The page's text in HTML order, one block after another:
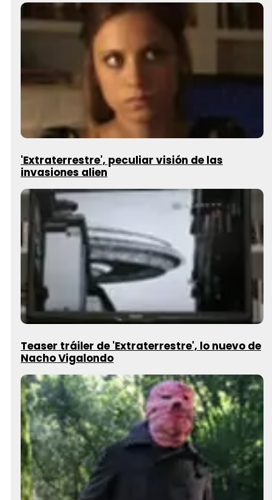
'Extraterrestre', peculiar visión de las
invasiones alien
Teaser tráiler de 'Extraterrestre', lo nuevo de
Nacho Vigalondo